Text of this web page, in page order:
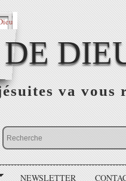
va vous
NEWSLETTER